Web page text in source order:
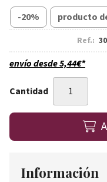
-20% producto
Ref.:
envío desde5,44€*
Cantidad
Información